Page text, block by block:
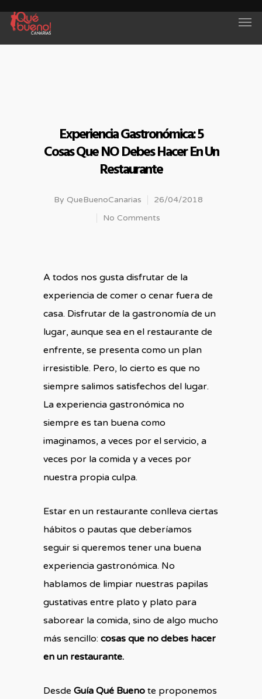
Experiencia Gastronómica: 5
Cosas Que NO Debes Hacer En Un
Restaurante
By QueBuenoCanarias
26/04/2018
No Comments
A todos nos gusta disfrutar de la
experiencia de comer o cenar fuera de
casa. Disfrutar de la gastronomía de un
lugar, aunque sea en el restaurante de
enfrente, se presenta como un plan
irresistible. Pero, lo cierto es que no
siempre salimos satisfechos del lugar.
La experiencia gastronómica no
siempre es tan buena como
imaginamos, a veces por el servicio, a
veces por la comida y a veces por
nuestra propia culpa.
Estar en un restaurante conlleva ciertas
hábitos o pautas que deberíamos
seguir si queremos tener una buena
experiencia gastronómica. No
hablamos de limpiar nuestras papilas
gustativas entre plato y plato para
saborear la comida, sino de algo mucho
más sencillo: cosas que no debes hacer
en un restaurante.
Desde Guía Qué Bueno te proponemos